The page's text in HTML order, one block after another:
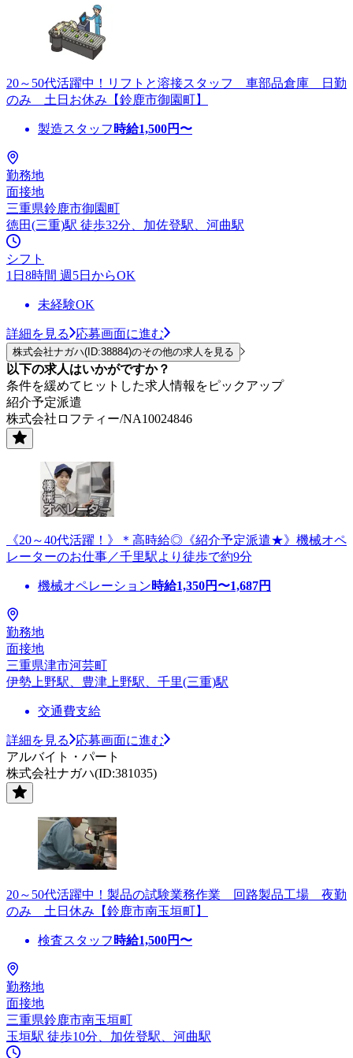
20～50代活躍中！リフトと溶接スタッフ 車部品倉庫 日勤
のみ 土日お休み【鈴鹿市御園町】
製造スタッフ 時給1,500円〜
勤務地
面接地
三重県鈴鹿市御園町
徳田(三重)駅 徒歩32分、加佐登駅、河曲駅
シフト
1日8時間 週5日からOK
未経験OK
詳細を見る 応募画面に進む
株式会社ナガハ(ID:38884)のその他の求人を見る
以下の求人はいかがですか？
条件を緩めてヒットした求人情報をピックアップ
紹介予定派遣
株式会社ロフティー/NA10024846
《20～40代活躍！》＊高時給◎《紹介予定派遣★》機械オペ
レーターのお仕事／千里駅より徒歩で約9分
機械オペレーション時給1,350円〜1,687円
勤務地
面接地
三重県津市河芸町
伊勢上野駅、豊津上野駅、千里(三重)駅
交通費支給
詳細を見る
応募画面に進む
アルバイト・パート
株式会社ナガハ(ID:381035)
20～50代活躍中！製品の試験業務作業 回路製品工場 夜勤
のみ 土日休み【鈴鹿市南玉垣町】
検査スタッフ 時給1,500円〜
勤務地
面接地
三重県鈴鹿市南玉垣町
玉垣駅 徒歩10分、加佐登駅、河曲駅